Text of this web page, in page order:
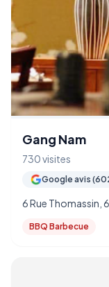
Gang Nam
730 visites
Google avis
6 Rue Thomassin,
BBQ Barbecue